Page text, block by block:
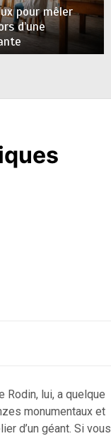
pour mêler
d’une
lui, a quelque
monumentaux et
d’un géant. Si vous